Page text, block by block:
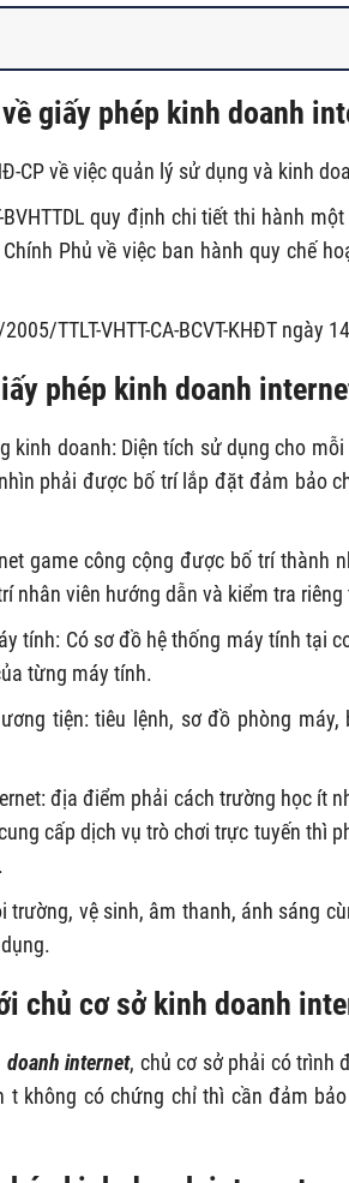
giấy phép kinh doanh
CP về việc quản lý sử dụng và kinh
quy định chi tiết thi hành
Phủ về việc ban hành quy chế
TTLT-VHTT-CA-BCVT-KHĐT ngày
phép kinh doanh
kinh doanh: Diện tích sử dụng cho
phải được bố trí lắp đặt đảm bảo
game công cộng được bố trí thành
nhân viên hướng dẫn và kiểm tra
tính: Có sơ đồ hệ thống máy tính tại
từng máy tính.
tiện: tiêu lệnh, sơ đồ phòng
địa điểm phải cách trường học ít
cấp dịch vụ trò chơi trực tuyến thì
trường, vệ sinh, âm thanh, ánh sáng
chủ cơ sở kinh doanh
doanh internet, chủ cơ sở phải có trình
t không có chứng chỉ thì cần đảm